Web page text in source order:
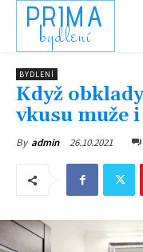
PRIMA
bydlení
BYDLENÍ
Když
vkusu muže
By admin 26.10.2021